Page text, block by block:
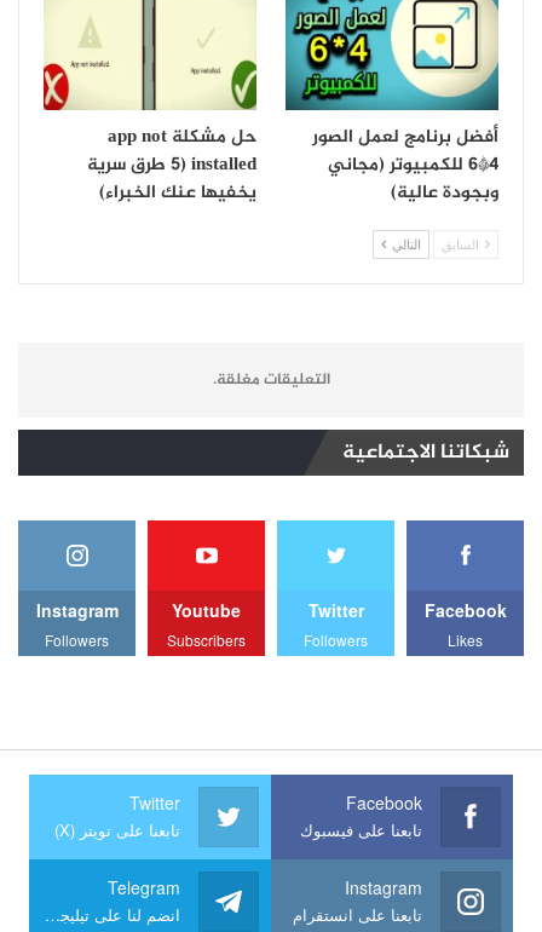
أفضل برنامج لعمل الصور
4*6 للكمبيوتر (مجاني
وبجودة عالية)
حل مشكلة app not
installed (5 طرق سرية
يخفيها عنك الخبراء)
السابق التالي
التعليقات مغلقة.
شبكاتنا الاجتماعية
Facebook
Likes
Twitter
Followers
Youtube
Subscribers
Instagram
Followers
Facebook
تابعنا على فيسبوك
Twitter
تابعنا على تويتر (X)
Instagram
تابعنا على انستقرام
Telegram
انضم لنا على تيليجرام